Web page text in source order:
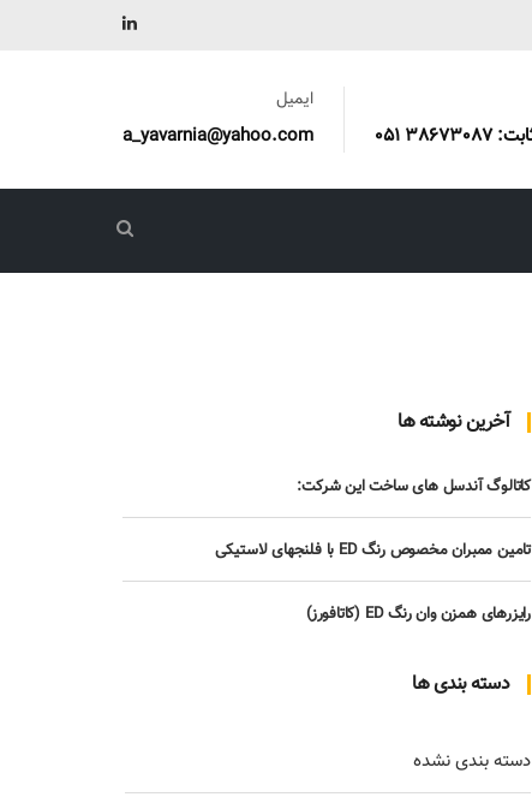
ایمیل
a_yavarnia@yahoo.com
آخرین نوشته ها
کاتالوگ آندسل های ساخت این شرکت:
تامین ممبران مخصوص رنگ ED با فلنجهای لاستیکی
رایزرهای همزن وان رنگ ED (کاتافورز)
دسته بندی ها
دسته بندی نشده